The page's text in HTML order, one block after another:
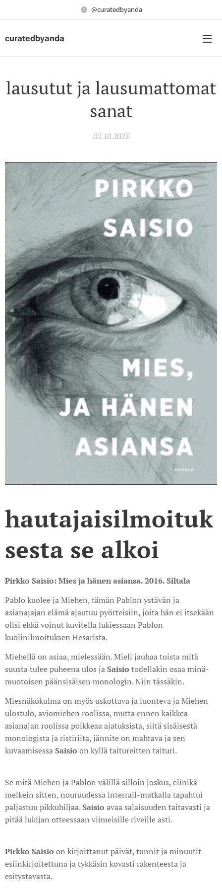
@curatedbyanda
curatedbyanda
lausutut ja lausumattomat
sanat
02.10.2023
hautajaisilmoituk
sesta se alkoi
Pirkko Saisio: Mies ja hänen asiansa. 2016. Siltala
Pablo kuolee ja Miehen, tämän Pablon ystävän ja
asianajajan elämä ajautuu pyörteisiin, joita hän ei itsekään
olisi ehkä voinut kuvitella lukiessaan Pablon
kuolinilmoituksen Hesarista.
Miehellä on asiaa, mielessään. Mieli jauhaa toista mitä
suusta tulee puheena ulos jaSaisio todellakin osaa minä-
muotoisen päänsisäisen monologin. Niin tässäkin.
Miesnäkökulma on myös uskottava ja luonteva ja Miehen
ulostulo, aviomiehen roolissa, mutta ennen kaikkea
asianajan roolissa poikkeaa ajatuksista, siitä sisäisestä
monologista ja ristiriita, jännite on mahtava ja sen
kuvaamisessaSaisio on kyllä taitureitten taituri.
Se mitä Miehen ja Pablon välillä silloin joskus, elinikä
melkein sitten, nouruudessa interrail-matkalla tapahtui
paljastuu pikkuhiljaa.Saisio avaa salaisuuden taitavasti ja
pitää lukijan otteessaan viimeisille riveille asti.
Pirkko Saisio on kirjoittanut päivät, tunnit ja minuutit
esiinkirjoitettuna ja tykkäsin kovasti rakenteesta ja
esitystavasta.